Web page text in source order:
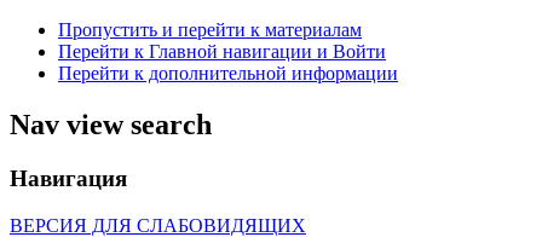
Пропустить и перейти к материалам
Перейти к Главной навигации и Войти
Перейти к дополнительной информации
Nav view search
Навигация
ВЕРСИЯ ДЛЯ СЛАБОВИДЯЩИХ